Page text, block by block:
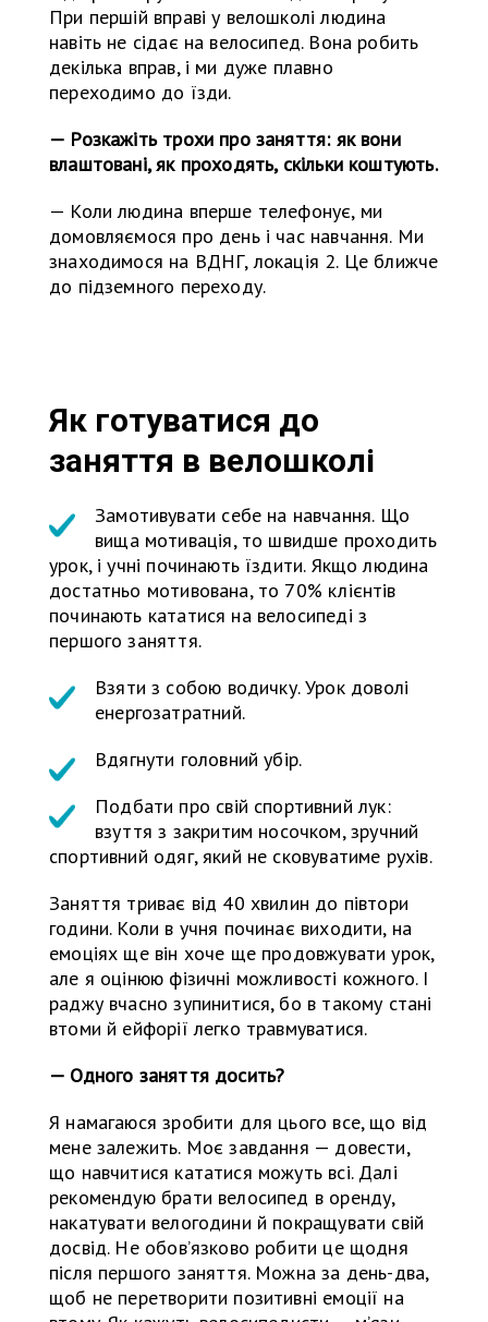
При першій вправі у велошколі людина
навіть не сідає на велосипед. Вона робить
декілька вправ, і ми дуже плавно
переходимо до їзди.
— Розкажіть трохи про заняття: як вони
влаштовані, як проходять, скільки коштують.
— Коли людина вперше телефонує, ми
домовляємося про день і час навчання. Ми
знаходимося на ВДНГ, локація 2. Це ближче
до підземного переходу.
Як готуватися до
заняття в велошколі
Замотивувати себе на навчання. Що
вища мотивація, то швидше проходить
урок, і учні починають їздити. Якщо людина
достатньо мотивована, то 70% клієнтів
починають кататися на велосипеді з
першого заняття.
Взяти з собою водичку. Урок доволі
енергозатратний.
Вдягнути головний убір.
Подбати про свій спортивний лук:
взуття з закритим носочком, зручний
спортивний одяг, який не сковуватиме рухів.
Заняття триває від 40 хвилин до півтори
години. Коли в учня починає виходити, на
емоціях ще він хоче ще продовжувати урок,
але я оцінюю фізичні можливості кожного. І
раджу вчасно зупинитися, бо в такому стані
втоми й ейфорії легко травмуватися.
— Одного заняття досить?
Я намагаюся зробити для цього все, що від
мене залежить. Моє завдання — довести,
що навчитися кататися можуть всі. Далі
рекомендую брати велосипед в оренду,
накатувати велогодини й покращувати свій
досвід. Не обов’язково робити це щодня
після першого заняття. Можна за день-два,
щоб не перетворити позитивні емоції на